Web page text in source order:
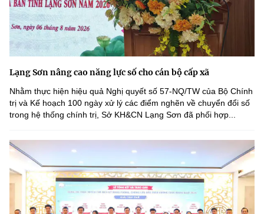
Lạng Sơn nâng cao năng lực số cho cán bộ cấp xã
Nhằm thực hiện hiệu quả Nghị quyết số 57-NQ/TW của Bộ Chính
trị và Kế hoạch 100 ngày xử lý các điểm nghẽn về chuyển đổi số
trong hệ thống chính trị, Sở KH&CN Lạng Sơn đã phối hợp...